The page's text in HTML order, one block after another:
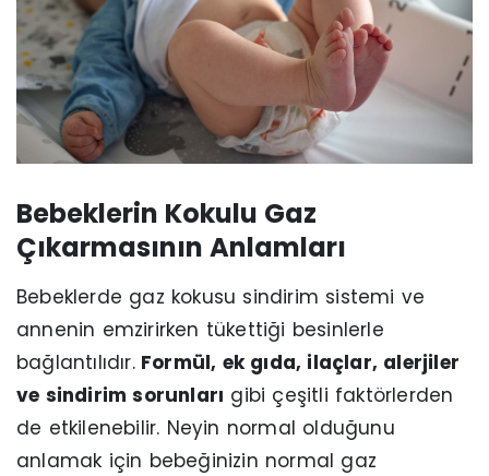
Bebeklerin Kokulu Gaz
Çıkarmasının Anlamları
Bebeklerde gaz kokusu sindirim sistemi ve
annenin emzirirken tükettiği besinlerle
bağlantılıdır.Formül, ek gıda, ilaçlar, alerjiler
ve sindirim sorunları gibi çeşitli faktörlerden
de etkilenebilir. Neyin normal olduğunu
anlamak için bebeğinizin normal gaz